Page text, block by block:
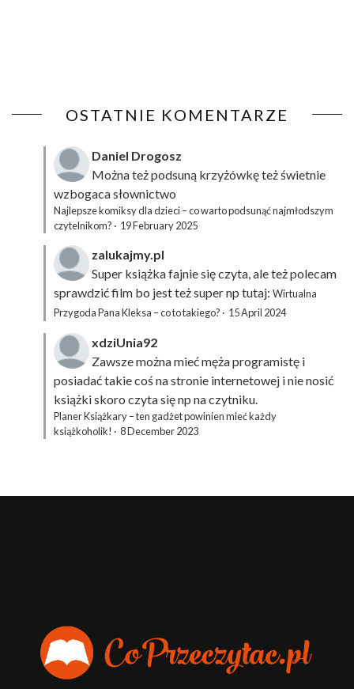
OSTATNIE KOMENTARZE
Daniel Drogosz
Można też podsuną krzyżówkęteż świetnie
wzbogaca słownictwo
Najlepsze komiksy dla dzieci – co warto podsunąć najmłodszym
czytelnikom? · 19 February 2025
zalukajmy.pl
Super książka fajnie się czyta, ale też polecam
sprawdzić film bo jest też super np tutaj: Wirtualna
Przygoda Pana Kleksa – co to takiego? · 15 April 2024
xdziUnia92
Zawsze można mieć męża programistę i
posiadać takie coś na stronie internetowej i nie nosić
książki skoro czyta się np na czytniku.
Planer Książkary – ten gadżet powinien mieć każdy
książkoholik! · 8 December 2023